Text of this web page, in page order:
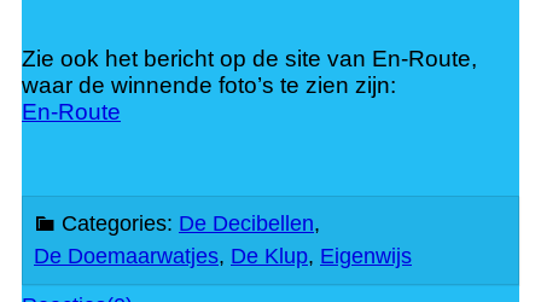
Zie ook het bericht op de site van En-Route,
waar de winnende foto’s te zien zijn:
En-Route
Categories: De Decibellen,
De Doemaarwatjes, De Klup, Eigenwijs